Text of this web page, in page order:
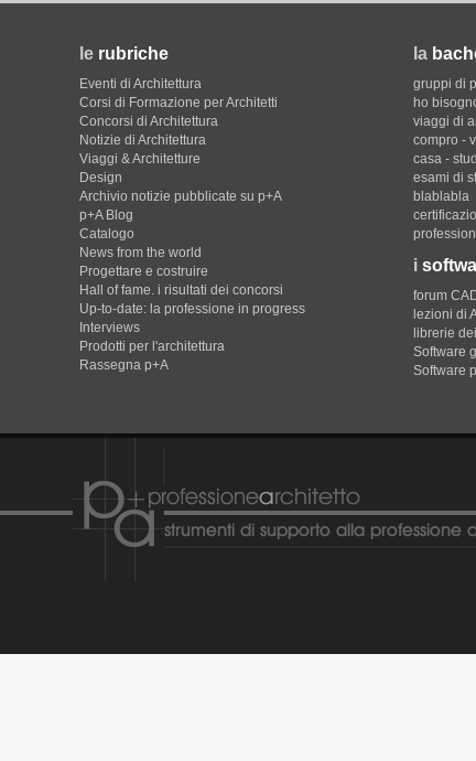
le rubriche
Eventi di Architettura
Corsi di Formazione per Architetti
Concorsi di Architettura
Notizie di Architettura
Viaggi & Architetture
Design
Archivio notizie pubblicate su p+A
p+A Blog
Catalogo
News from the world
Progettare e costruire
Hall of fame. i risultati dei concorsi
Up-to-date: la professione in progress
Interviews
Prodotti per l'architettura
Rassegna p+A
la
gruppi di
ho
viaggi di
compro -
casa -
esami di
blablabla
i
forum
lezioni di
librerie
Software
Software